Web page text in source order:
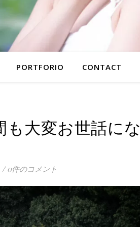
PORTFORIO CONTACT
も大変お世話にな
/ 0件のコメント